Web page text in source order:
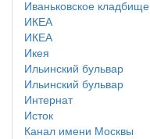
Иваньковское кладбище
ИКЕА
ИКЕА
Икея
Ильинский бульвар
Ильинский бульвар
Интернат
Исток
Канал имени Москвы